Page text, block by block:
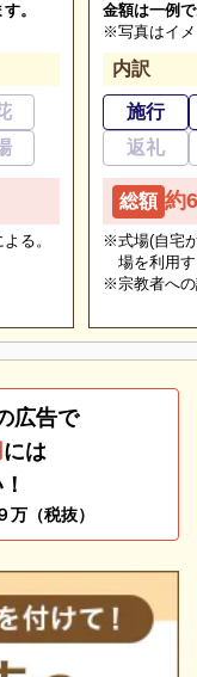
はもちろん、経験
のです。少しで
れることでも遠
つきやすくなり
示します
の葬儀の種類
種類をご紹介し
の一般葬
なる一般的な形
人程度収容でき
でが一カ所でス
の一日葬
と葬儀式場を完
。
る。
金額は一例
※写真はイ
内訳
施行
返礼
総額 約
※式場(自宅
場を利用
※宗教者へ
広告で
には
（税抜）